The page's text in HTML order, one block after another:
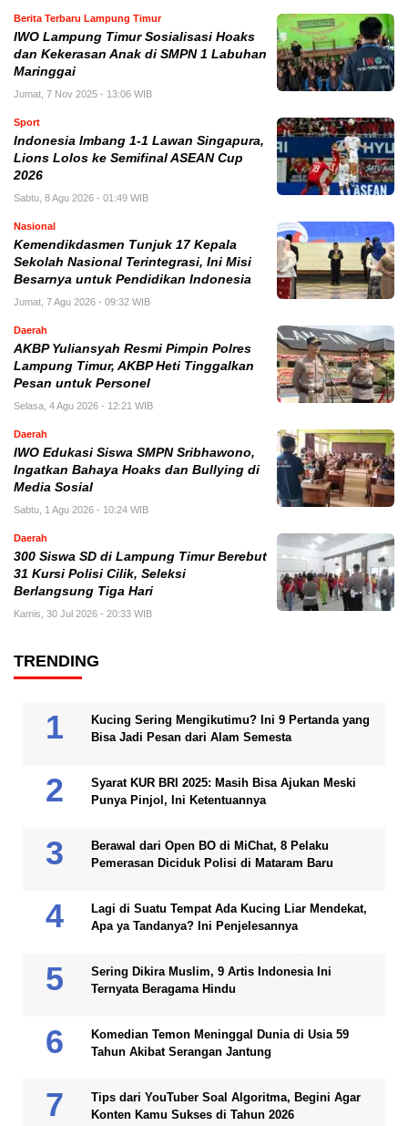
Berita Terbaru Lampung Timur
IWO Lampung Timur Sosialisasi Hoaks
dan Kekerasan Anak di SMPN 1 Labuhan
Maringgai
Jumat, 7 Nov 2025 - 13:06 WIB
Sport
Indonesia Imbang 1-1 Lawan Singapura,
Lions Lolos ke Semifinal ASEAN Cup
2026
Sabtu, 8 Agu 2026 - 01:49 WIB
Nasional
Kemendikdasmen Tunjuk 17 Kepala
Sekolah Nasional Terintegrasi, Ini Misi
Besarnya untuk Pendidikan Indonesia
Jumat, 7 Agu 2026 - 09:32 WIB
Daerah
AKBP Yuliansyah Resmi Pimpin Polres
Lampung Timur, AKBP Heti Tinggalkan
Pesan untuk Personel
Selasa, 4 Agu 2026 - 12:21 WIB
Daerah
IWO Edukasi Siswa SMPN Sribhawono,
Ingatkan Bahaya Hoaks dan Bullying di
Media Sosial
Sabtu, 1 Agu 2026 - 10:24 WIB
Daerah
300 Siswa SD di Lampung Timur Berebut
31 Kursi Polisi Cilik, Seleksi
Berlangsung Tiga Hari
Kamis, 30 Jul 2026 - 20:33 WIB
TRENDING
Kucing Sering Mengikutimu? Ini 9 Pertanda yang
Bisa Jadi Pesan dari Alam Semesta
Syarat KUR BRI 2025: Masih Bisa Ajukan Meski
Punya Pinjol, Ini Ketentuannya
Berawal dari Open BO di MiChat, 8 Pelaku
Pemerasan Diciduk Polisi di Mataram Baru
Lagi di Suatu Tempat Ada Kucing Liar Mendekat,
Apa ya Tandanya? Ini Penjelesannya
Sering Dikira Muslim, 9 Artis Indonesia Ini
Ternyata Beragama Hindu
Komedian Temon Meninggal Dunia di Usia 59
Tahun Akibat Serangan Jantung
Tips dari YouTuber Soal Algoritma, Begini Agar
Konten Kamu Sukses di Tahun 2026